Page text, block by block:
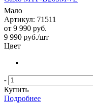
Мало
Артикул: 71511
от 9 990 руб.
9 990 руб./шт
Цвет
-
Купить
Подробнее